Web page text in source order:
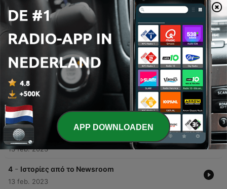
00:00 00:00
Afleveringen
- SLAPP: Κατηγορούμενοι Δημοσιογράφοι
13 feb. 2023
5 - Λίστα Πέτσα
13 feb. 2023
4 - Ιστορίες από το Newsroom
13 feb. 2023
APP DOWNLOADEN